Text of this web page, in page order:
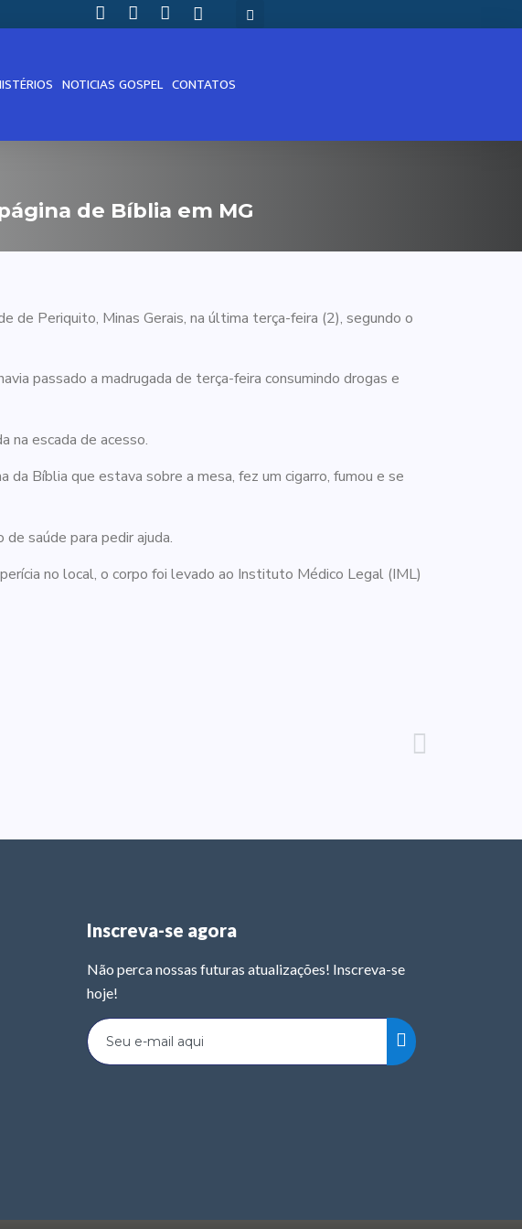
NOTICIAS GOSPEL CONTATOS
de Bíblia em MG
de Periquito, Minas Gerais, na última terça-feira (2), segundo o
passado a madrugada de terça-feira consumindo drogas e
na escada de acesso.
da Bíblia que estava sobre a mesa, fez um cigarro, fumou e se
saúde para pedir ajuda.
no local, o corpo foi levado ao Instituto Médico Legal (IML)
Inscreva-se agora
Não perca nossas futuras atualizações! Inscreva-se
hoje!